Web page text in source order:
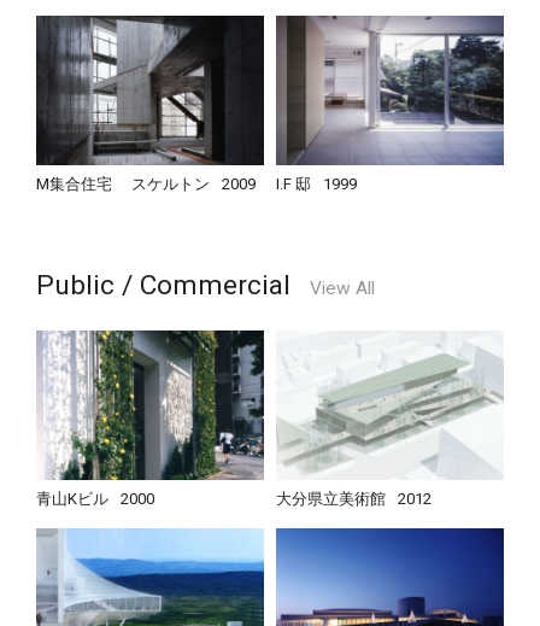
M集合住宅 スケルトン 2009 I.F 邸 1999
Public / Commercial View All
青山Kビル 2000 大分県立美術館 2012